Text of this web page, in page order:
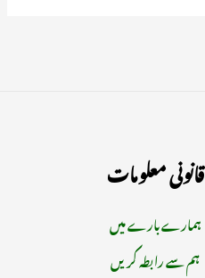
قانونی معلومات
ہمارے بارے میں
ہم سے رابطہ کریں